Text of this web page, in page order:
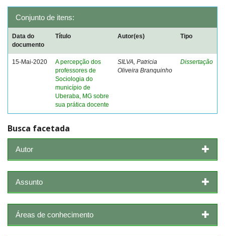
Conjunto de itens:
Data do
documento
Título Autor(es) Tipo
15-Mai-2020
A percepção dos
professores de
Sociologia do
município de
Uberaba, MG sobre
sua prática docente
SILVA, Patricia
Oliveira Branquinho
Dissertação
Busca facetada
Autor
Assunto
Áreas de conhecimento